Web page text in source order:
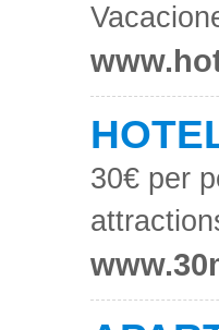
30€ per